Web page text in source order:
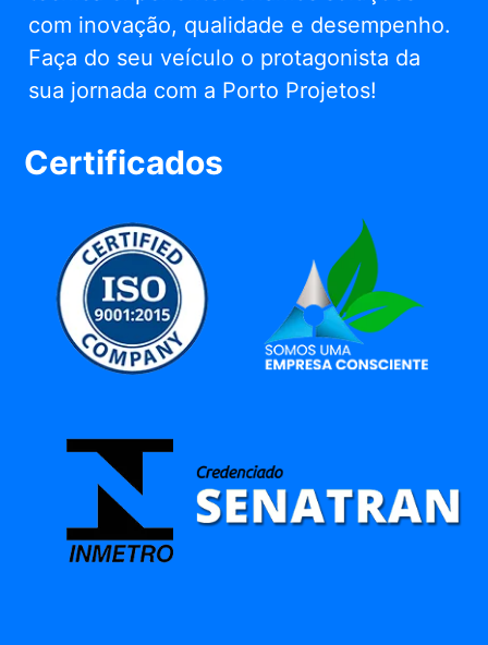
com inovação, qualidade e desempenho.
Faça do seu veículo o protagonista da
sua jornada com a Porto Projetos!
Certificados